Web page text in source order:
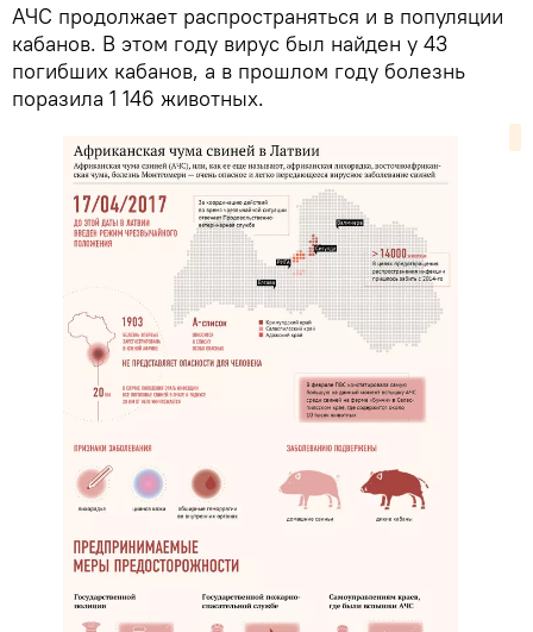
АЧС продолжает распространяться и в популяции
кабанов. В этом году вирус был найден у 43
погибших кабанов, а в прошлом году болезнь
поразила 1 146 животных.